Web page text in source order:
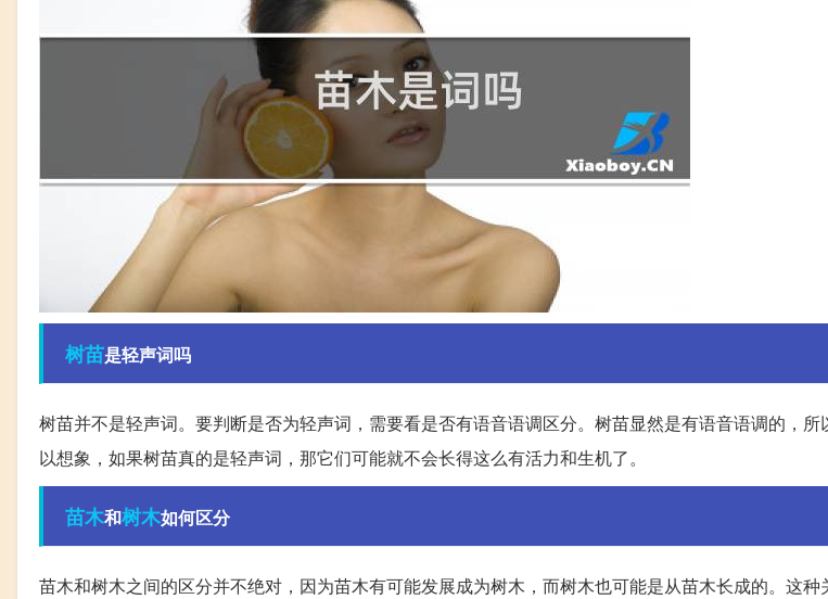
树苗是轻声词吗
树苗并不是轻声词。要判断是否为轻声词，需要看是否有语音语调区分。树苗显然是有语音语调的，
以想象，如果树苗真的是轻声词，那它们可能就不会长得这么有活力和生机了。
苗木和树木如何区分
苗木和树木之间的区分并不绝对，因为苗木有可能发展成为树木，而树木也可能是从苗木长成的。这